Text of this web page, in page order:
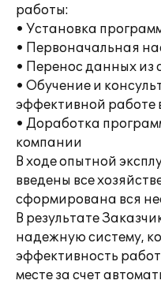
работы:
• Установка
• Первоначальная
• Перенос данных из
• Обучение и
эффективной работе
• Доработка
компании
В ходе опытной
введены все
сформирована вся
В результате
надежную систему,
эффективность
месте за счет